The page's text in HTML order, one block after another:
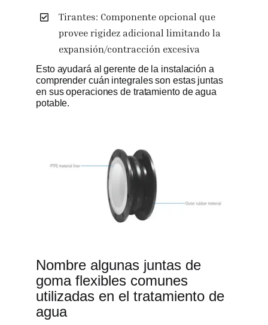
Tirantes: Componente opcional que
provee rigidez adicional limitando la
expansión/contracción excesiva
Esto ayudará al gerente de la instalación a
comprender cuán integrales son estas juntas
en sus operaciones de tratamiento de agua
potable.
Nombre algunas juntas de
goma flexibles comunes
utilizadas en el tratamiento de
agua